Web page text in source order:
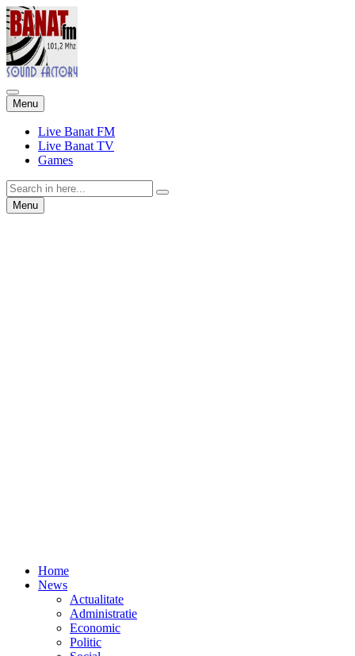
Menu Skip
to
content
Live Banat FM
Live Banat TV
Games
Search
for:Menu Skip
to
Home
News
Actualitate
Administratie
Economic
Politic